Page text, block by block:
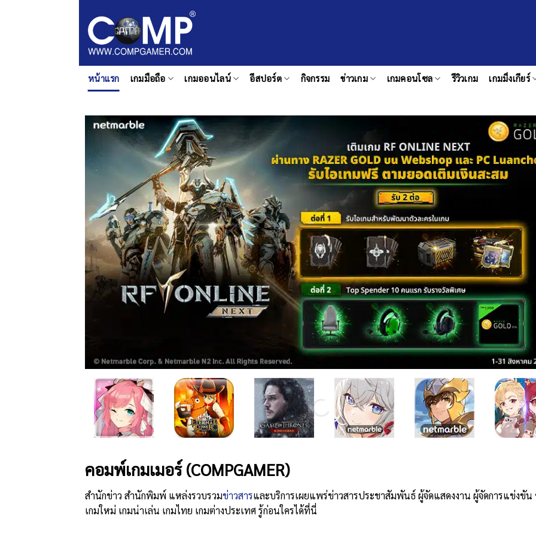
เนื้อหา
หน้าแรก เกมมือถือ เกมออนไลน์ อีสปอร์ต กิจกรรม ข่าวเกม เกมคอนโซล รีวิวเกม เกมมิ่งเกียร์
คอมพ์เกมเมอร์ (COMPGAMER)
สำนักข่าว สำนักพิมพ์ แหล่งรวบรวมข่าวสารและบริการเผยแพร่ข่าวสารประชาสัมพันธ์ ผู้จัดแสดงงาน ผู้จัดการแข่งขัน
เกมใหม่ เกมน่าเล่น เกมไทย เกมต่างประเทศ รู้ก่อนใครได้ที่นี่